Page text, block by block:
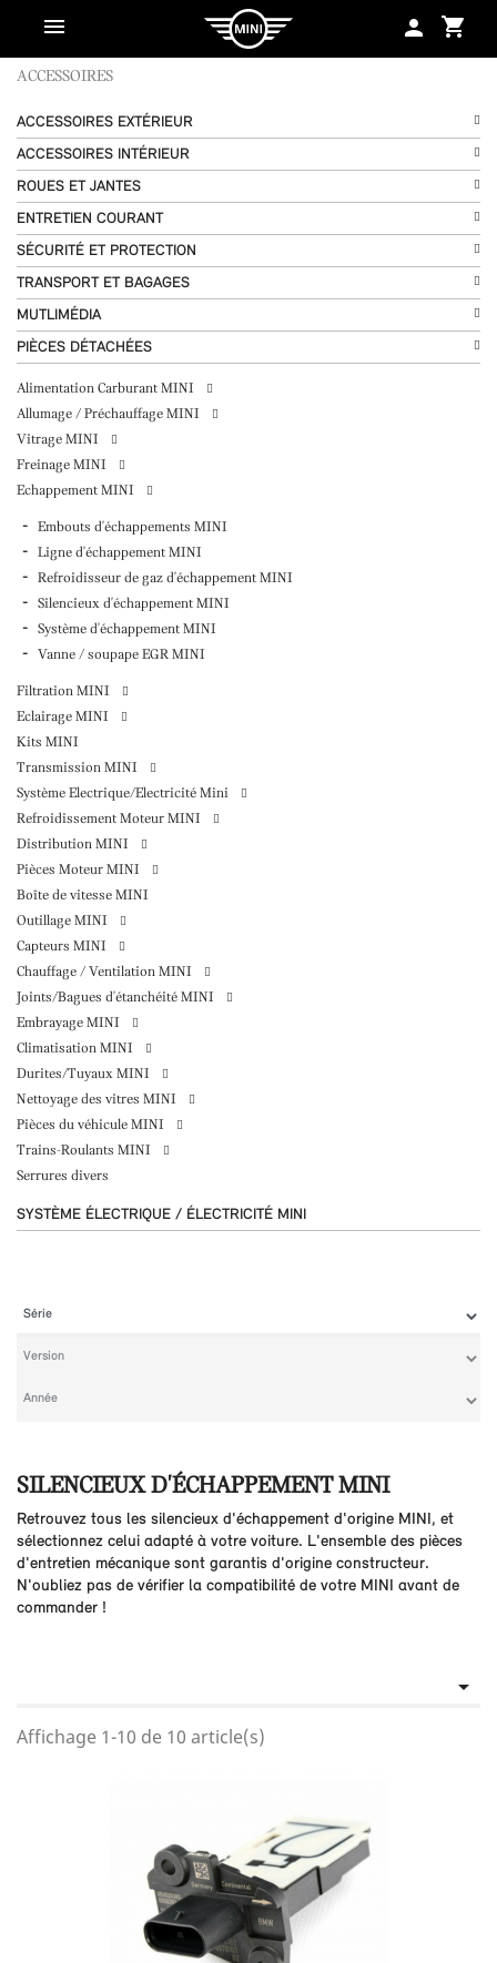
shopping_cart
person
ACCESSOIRES
ACCESSOIRES EXTÉRIEUR
ACCESSOIRES INTÉRIEUR
ROUES ET JANTES
ENTRETIEN COURANT
SÉCURITÉ ET PROTECTION
TRANSPORT ET BAGAGES
MUTLIMÉDIA
PIÈCES DÉTACHÉES
Alimentation Carburant MINI
Allumage / Préchauffage MINI
Vitrage MINI
Freinage MINI
Echappement MINI
Embouts d'échappements MINI
Ligne d'échappement MINI
Refroidisseur de gaz d'échappement MINI
Silencieux d'échappement MINI
Système d'échappement MINI
Vanne / soupape EGR MINI
Filtration MINI
Eclairage MINI
Kits MINI
Transmission MINI
Système Electrique/Electricité Mini
Refroidissement Moteur MINI
Distribution MINI
Pièces Moteur MINI
Boîte de vitesse MINI
Outillage MINI
Capteurs MINI
Chauffage / Ventilation MINI
Joints/Bagues d'étanchéité MINI
Embrayage MINI
Climatisation MINI
Durites/Tuyaux MINI
Nettoyage des vitres MINI
Pièces du véhicule MINI
Trains-Roulants MINI
Serrures divers
SYSTÈME ÉLECTRIQUE / ÉLECTRICITÉ MINI
SILENCIEUX D'ÉCHAPPEMENT MINI
Retrouvez tous les silencieux d'échappement d'origine MINI, et
sélectionnez celui adapté à votre voiture. L'ensemble des pièces
d'entretien mécanique sont garantis d'origine constructeur.
N'oubliez pas de vérifier la compatibilité de votre MINI avant de
commander !

Affichage 1-10 de 10 article(s)